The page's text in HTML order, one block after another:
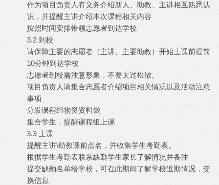
作为项目负责人有义务介绍新人、助教、主讲相互熟悉认
识，并提醒主讲介绍本次课程相关内容
按照时间安排带领志愿者到达学校
3.2 到校
请保障主要的志愿者（主讲、主要助教）开始上课前提前
10分钟到达学校
志愿者到校需注意形象，不要太过松散。
项目负责人请集合志愿者介绍项目相关情况以及活动注意
事项
分发课程组物资资料袋
集合学生，提醒课程组上课
3.3 上课
提醒主讲\助教课前点名，并收集学生考勤表。
根据学生考勤表联系缺勤学生家长了解情况并备注
提交缺勤名单给学校，可在此期间了解学校近期情况，交
换信息